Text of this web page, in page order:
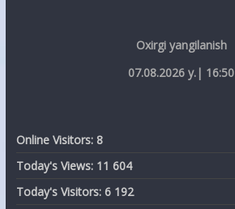
Oxirgi yangilanish
07.08.2026 y.| 16:50
Online Visitors: 8
Today's Views: 11 604
Today's Visitors: 6 192